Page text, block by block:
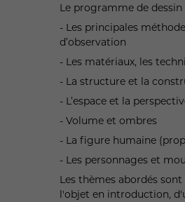
Le programme de
- Les principales
d’observation
- Les matériaux, les
- La structure et la
- L’espace et la
- Volume et ombres
- La figure humaine
- Les personnages et
Les thèmes abordés
l'objet en introduction,